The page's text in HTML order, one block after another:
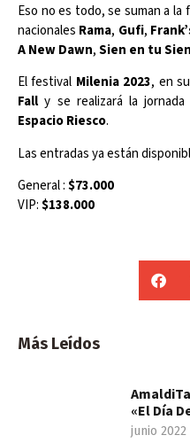
Eso no es todo, se suman a
nacionales Rama, Gufi,
A New Dawn,Sien en tu Sien
El festival Milenia 2023, en
Fall y se realizará la
Espacio Riesco.
Las entradas ya están
General :$73.000
VIP:$138.000
Más Leídos
«El Día
junio 2022